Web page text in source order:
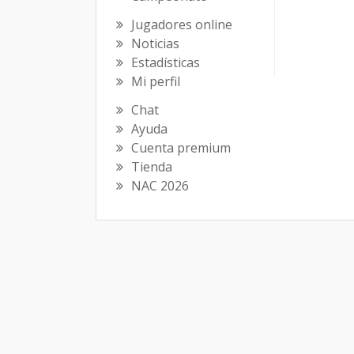
Jugadores online
Noticias
Estadísticas
Mi perfil
Chat
Ayuda
Cuenta premium
Tienda
NAC 2026